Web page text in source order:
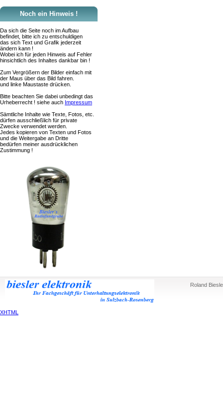
Noch ein Hinweis !
Da sich die Seite noch im Aufbau
befindet, bitte ich zu entschuldigen
das sich Text und Grafik jederzeit
ändern kann !
Wobei ich für jeden Hinweis auf Fehler
hinsichtlich des Inhaltes dankbar bin !
Zum Vergrößern der Bilder einfach mit
der Maus über das Bild fahren.
und linke Maustaste drücken.
Bitte beachten Sie dabei unbedingt das
Urheberrecht ! siehe auch Impressum
Sämtliche Inhalte wie Texte, Fotos, etc.
dürfen ausschließlich für private
Zwecke verwendet werden.
Jedes kopieren von Texten und Fotos
und die Weitergabe an Dritte
bedürfen meiner ausdrücklichen
Zustimmung !
Roland
XHTML